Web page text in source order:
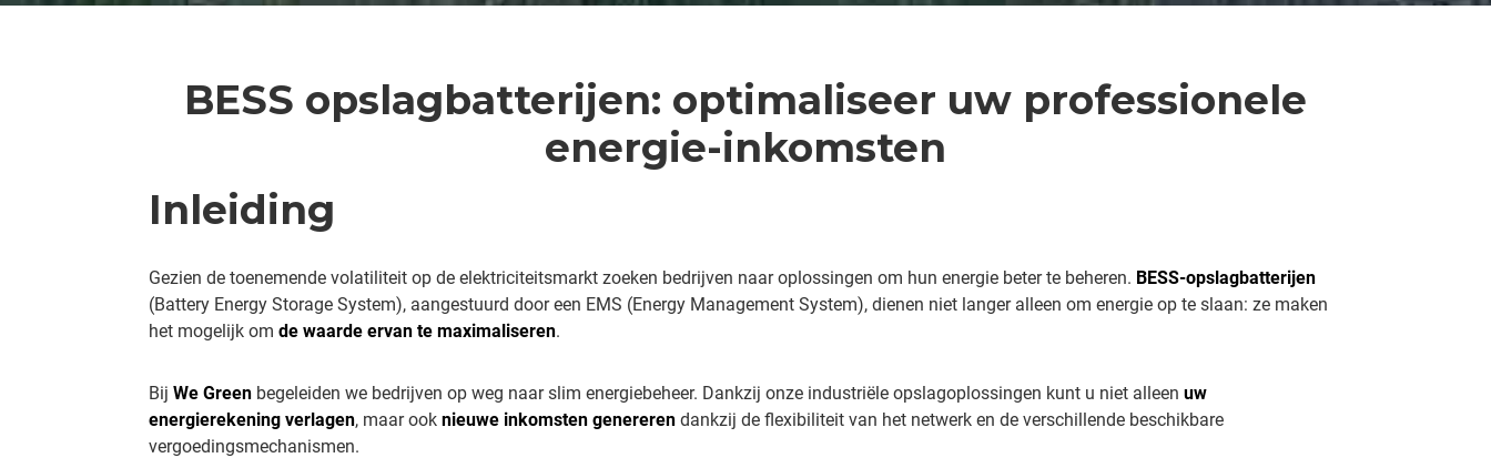
BESS opslagbatterijen: optimaliseer uw professionele
energie-inkomsten
Inleiding
Gezien de toenemende volatiliteit op de elektriciteitsmarkt zoeken bedrijven naar oplossingen om hun energie beter te beheren. BESS-opslagbatterijen
(Battery Energy Storage System), aangestuurd door een EMS (Energy Management System), dienen niet langer alleen om energie op te slaan: ze maken
het mogelijk omde waarde ervan te maximaliseren.
BijWe Green begeleiden we bedrijven op weg naar slim energiebeheer. Dankzij onze industriële opslagoplossingen kunt u niet alleenuw
energierekening verlagen, maar ooknieuwe inkomsten genereren dankzij de flexibiliteit van het netwerk en de verschillende beschikbare
vergoedingsmechanismen.